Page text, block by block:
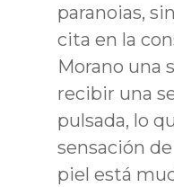
paranoias,
cita en la
Morano una
recibir una
pulsada, lo
sensación
piel está